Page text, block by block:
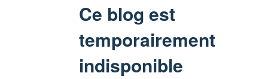
Ce blog est
temporairement
indisponible